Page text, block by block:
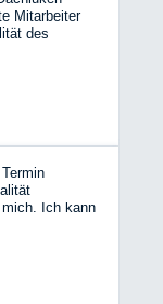
Mitarbeiter
des
Ich kann
es her
das